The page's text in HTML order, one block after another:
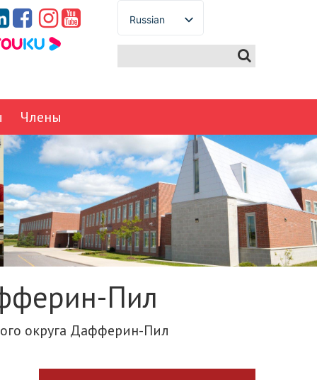
Russian
German
Arabic
Japanese
Korean
Chinese
Thai
Turkish
Ukrainian
Vietnamese
Члены
Пил
округа Дафферин-Пил